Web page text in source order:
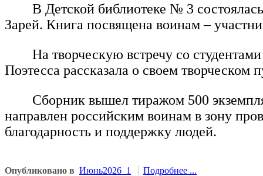
В Детской библиотеке № 3
Зарей. Книга посвящена воинам –
На творческую встречу со
Поэтесса рассказала о своем творческом
Сборник вышел тиражом 500
направлен российским воинам в зону
благодарность и поддержку людей.
Опубликовано в Июнь2026_1 Подробнее ...